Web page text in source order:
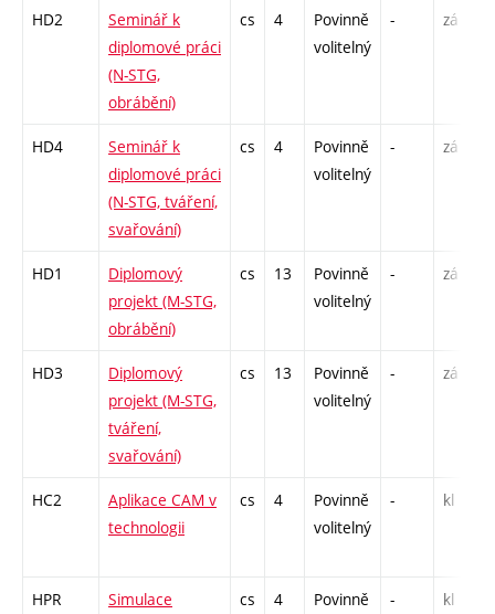
HD2
Seminář k
diplomové práci
(N-STG,
obrábění)
cs 4
Povinně
volitelný
- zá
HD4
Seminář k
diplomové práci
(N-STG, tváření,
svařování)
cs 4
Povinně
volitelný
- zá
HD1
Diplomový
projekt (M-STG,
obrábění)
cs 13
Povinně
volitelný
- zá
HD3
Diplomový
projekt (M-STG,
tváření,
svařování)
cs 13
Povinně
volitelný
- zá
HC2
Aplikace CAM v
technologii
cs 4
Povinně
volitelný
- kl
HPR
Simulace
cs 4
Povinně
- kl